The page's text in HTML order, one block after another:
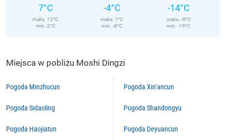
7°C
maks. 12°C
min. 2°C
-4°C
maks. 1°C
min. -8°C
-14°C
maks. -9°C
min. -19°C
Miejsca w pobliżu Moshi Dingzi
Pogoda Minzhucun
Pogoda Sidaoling
Pogoda Haojiatun
Pogoda Xin’ancun
Pogoda Shandongyu
Pogoda Deyuancun